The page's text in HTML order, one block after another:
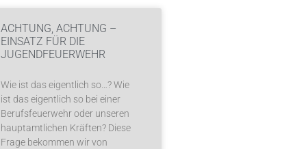
ACHTUNG, ACHTUNG –
EINSATZ FÜR DIE
JUGENDFEUERWEHR
Wie ist das eigentlich so…? Wie
ist das eigentlich so bei einer
Berufsfeuerwehr oder unseren
hauptamtlichen Kräften? Diese
Frage bekommen wir von